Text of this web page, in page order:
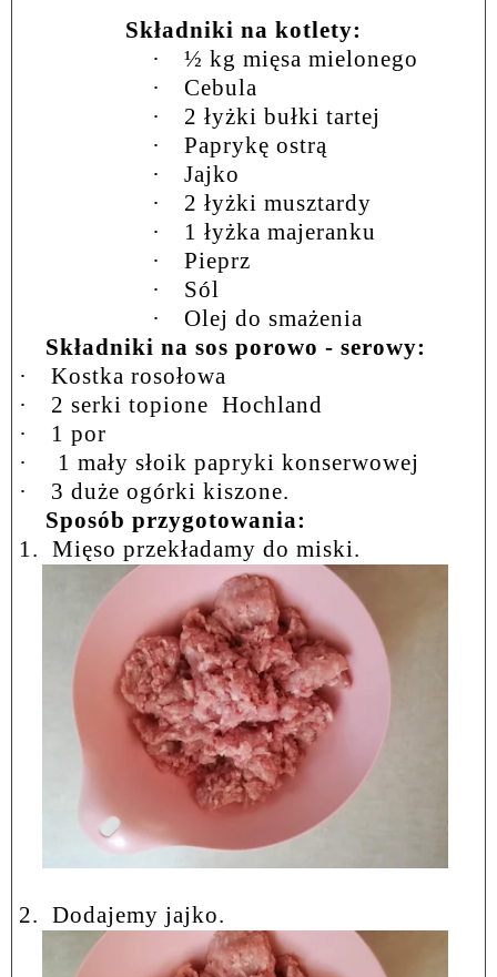
Składniki na kotlety:
·
½ kg mięsa mielonego
·
Cebula
·
2 łyżki bułki tartej
·
Paprykę ostrą
·
Jajko
·
2 łyżki musztardy
·
1 łyżka majeranku
·
Pieprz
·
Sól
·
Olej do smażenia
Składniki na sos porowo - serowy:
·
Kostka rosołowa
·
2 serki topione Hochland
·
1 por
·
1 mały słoik papryki konserwowej
·
3 duże ogórki kiszone.
Sposób przygotowania:
1. Mięso przekładamy do miski.
2. Dodajemy jajko.